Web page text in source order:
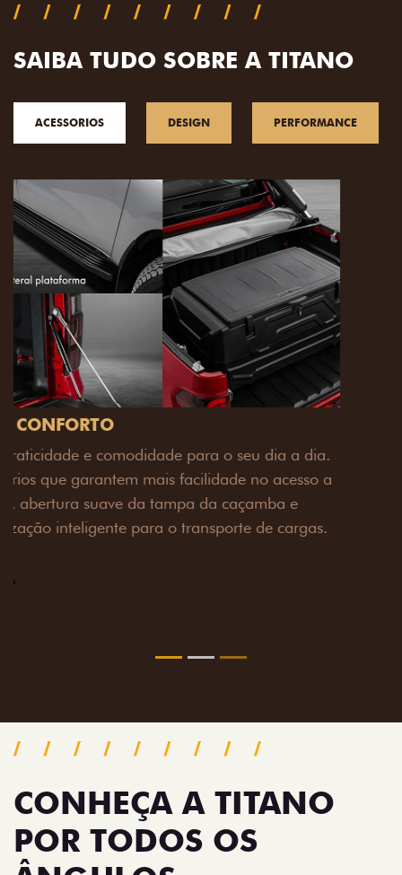
SAIBA TUDO SOBRE A TITANO
ACESSORIOS DESIGN PERFORMANCE
PACK OFF-ROAD
Prepare sua picape para qualquer desafio. O Pack
off-road combina engate de reboque para até 3,5
toneladas, alargadores de para-lamas e overbumper,
oferecendo mais capacidade de reboque, proteção
Pack tecnologia
CONHEÇA A TITANO
POR TODOS OS